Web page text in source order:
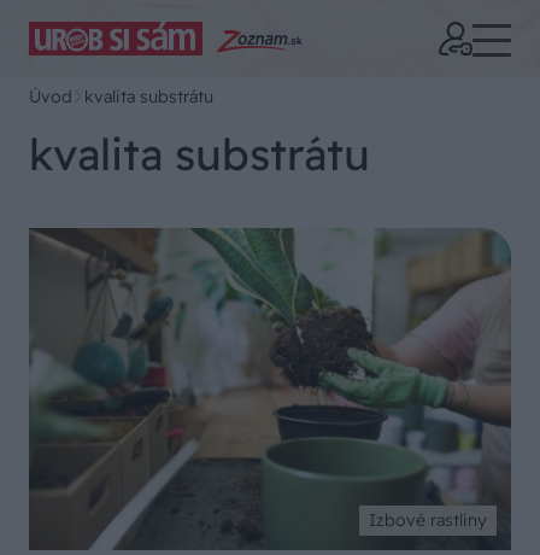
Úvod kvalita substrátu
kvalita substrátu
Izbové rastliny